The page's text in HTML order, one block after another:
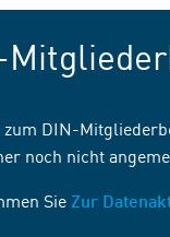
zum DIN-
noch nicht
Sie Zur